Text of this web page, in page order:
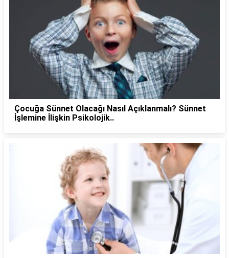
Çocuğa Sünnet Olacağı Nasıl Açıklanmalı? Sünnet
İşlemine İlişkin Psikolojik..